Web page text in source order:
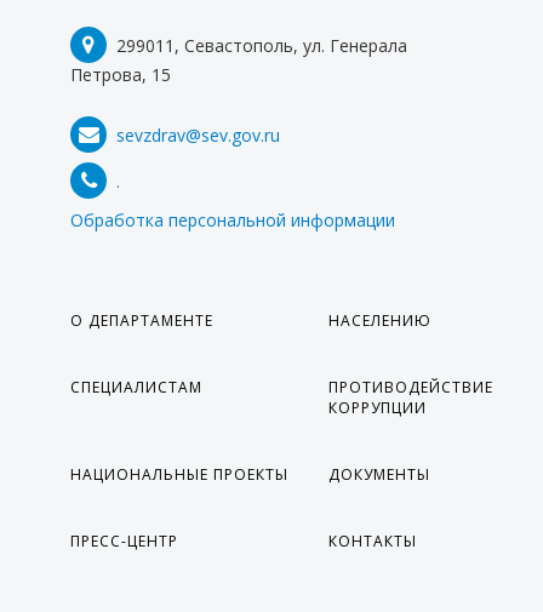
299011, Севастополь, ул. Генерала
Петрова, 15
sevzdrav@sev.gov.ru
.
Обработка персональной информации
О ДЕПАРТАМЕНТЕ НАСЕЛЕНИЮ
СПЕЦИАЛИСТАМ
ПРОТИВОДЕЙСТВИЕ
КОРРУПЦИИ
НАЦИОНАЛЬНЫЕ ПРОЕКТЫ ДОКУМЕНТЫ
ПРЕСС-ЦЕНТР КОНТАКТЫ